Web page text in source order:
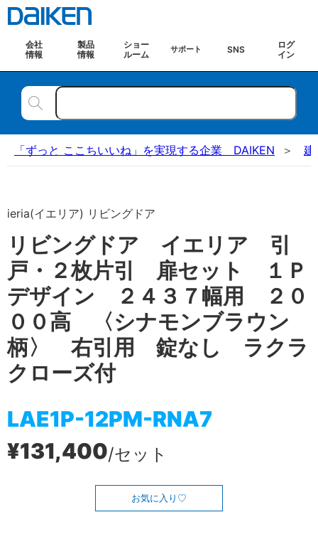
会社
情報
製品
情報
ショー
ルーム
サポート SNS
ログ
イン
「ずっと ここちいいね」を実現する企業 DAIKEN 建
ieria(イエリア) リビングドア
リビングドア イエリア 引
戸・２枚片引 扉セット １Ｐ
デザイン ２４３７幅用 ２０
００高 〈シナモンブラウン
柄〉 右引用 錠なし ラクラ
クローズ付
LAE1P-12PM-RNA7
¥131,400/セット
お気に入り